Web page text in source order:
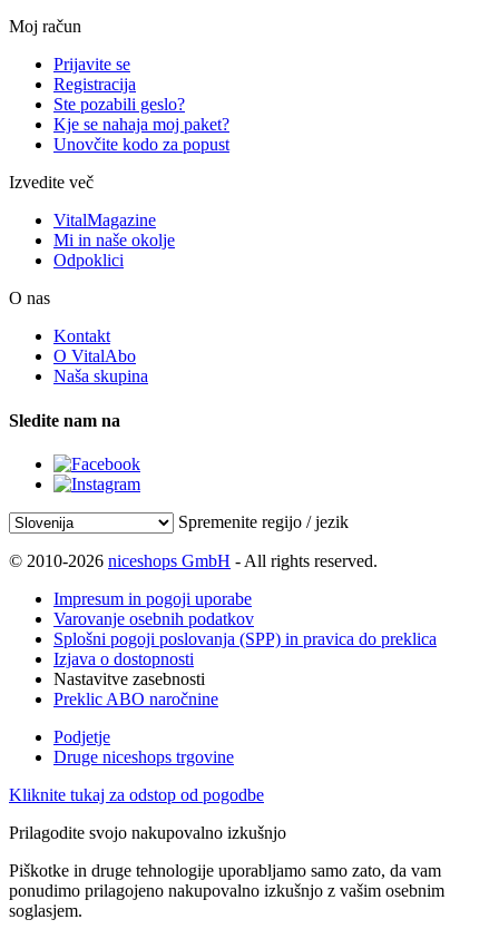
Moj račun
Prijavite se
Registracija
Ste pozabili geslo?
Kje se nahaja moj paket?
Unovčite kodo za popust
Izvedite več
VitalMagazine
Mi in naše okolje
Odpoklici
O nas
Kontakt
O VitalAbo
Naša skupina
Sledite nam na
Spremenite regijo / jezik
© 2010-2026 niceshops GmbH - All rights reserved.
Impresum in pogoji uporabe
Varovanje osebnih podatkov
Splošni pogoji poslovanja (SPP) in pravica do preklica
Izjava o dostopnosti
Nastavitve zasebnosti
Preklic ABO naročnine
Podjetje
Druge niceshops trgovine
Kliknite tukaj za odstop od pogodbe
Prilagodite svojo nakupovalno izkušnjo
Piškotke in druge tehnologije uporabljamo samo zato, da vam
ponudimo prilagojeno nakupovalno izkušnjo z vašim osebnim
soglasjem.